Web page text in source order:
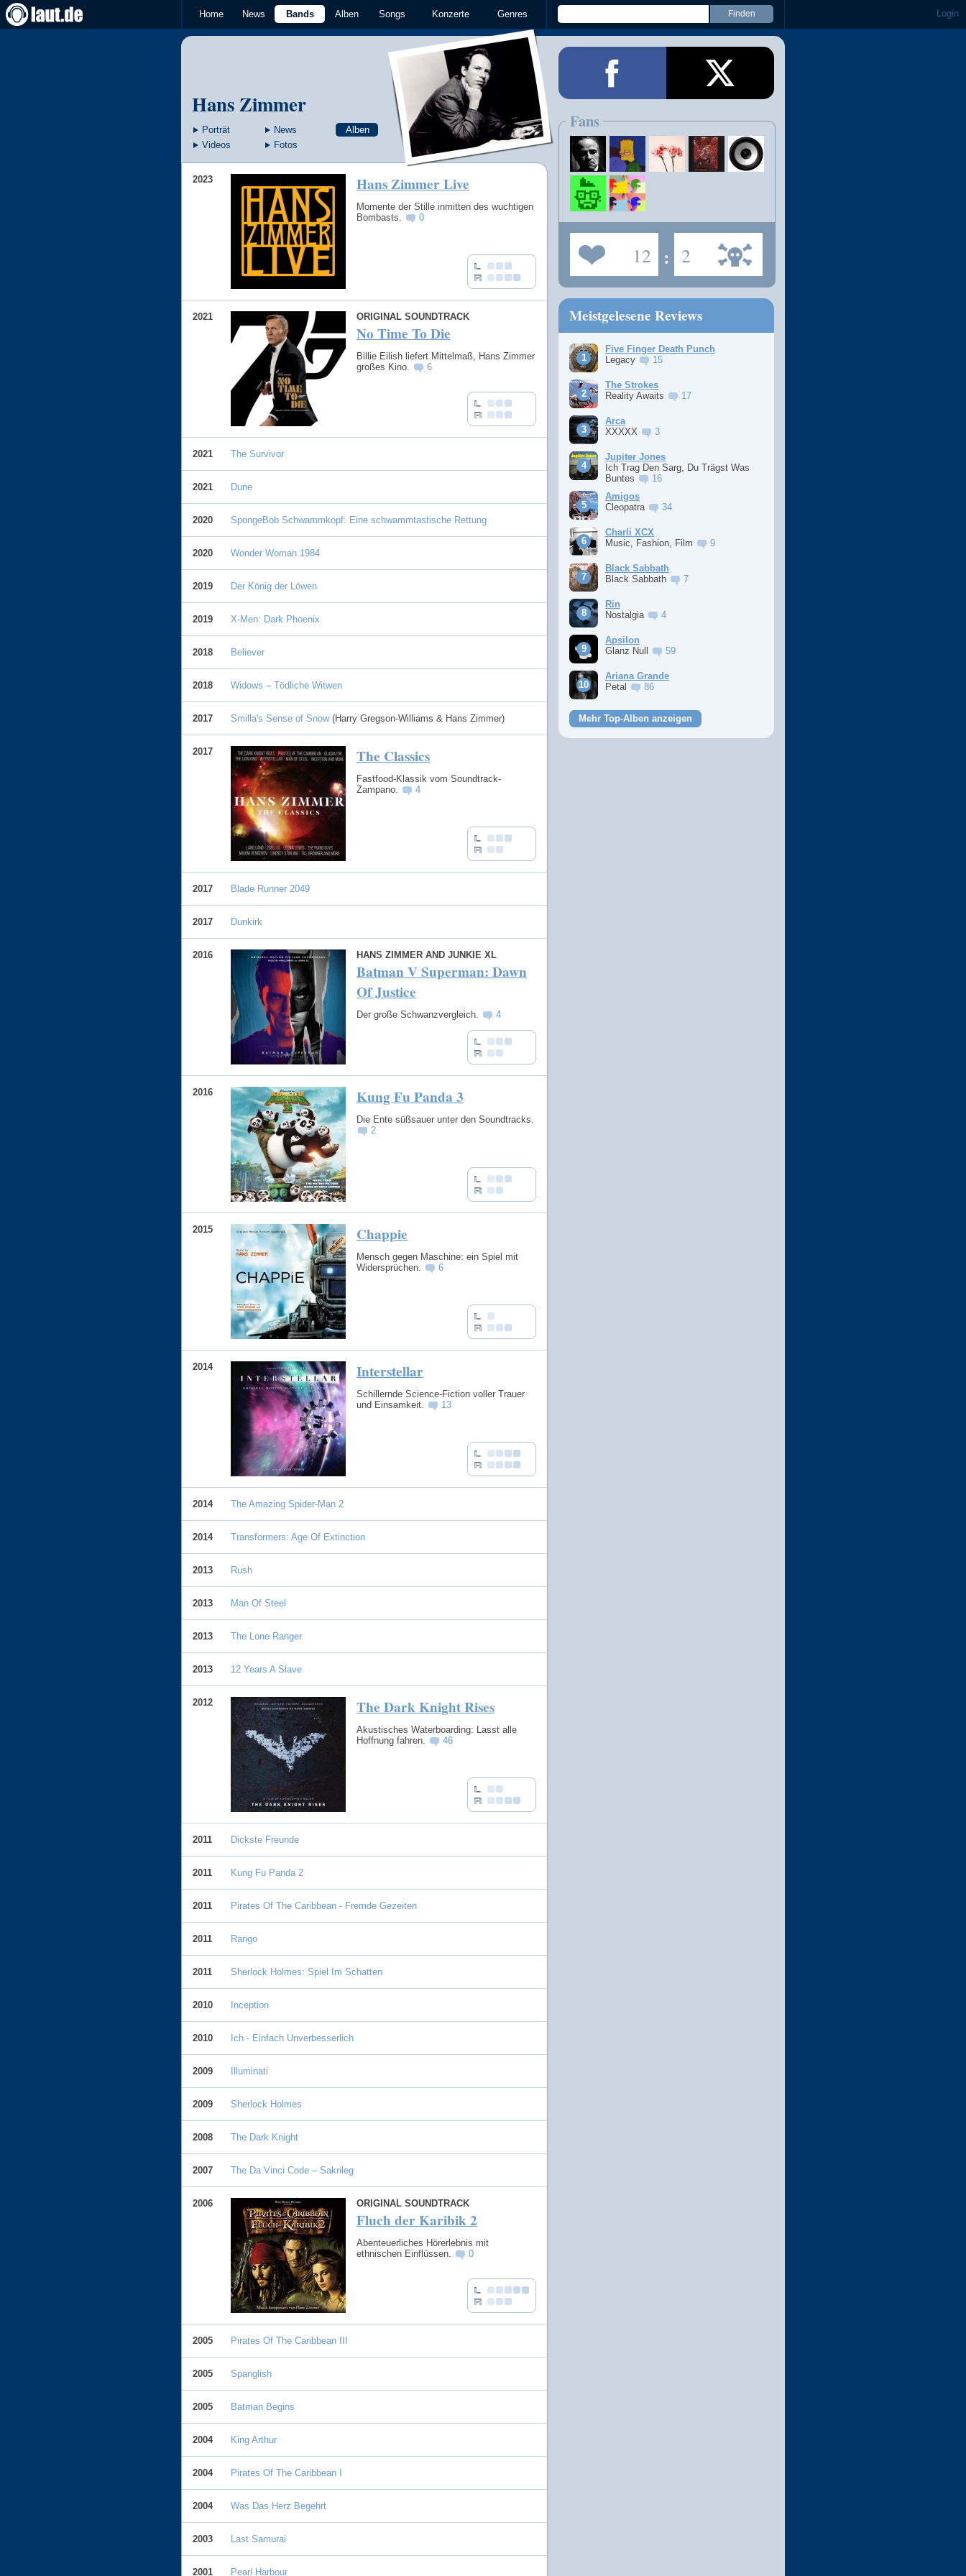
Home News Bands Alben Songs Konzerte Genres Login
Hans Zimmer
Porträt News
Alben
Videos
Fotos
2023 Hans Zimmer Live
Momente der Stille inmitten des wuchtigen
Bombasts.
0
2021 ORIGINAL SOUNDTRACK
No Time To Die
Billie Eilish liefert Mittelmaß, Hans Zimmer
großes Kino.
6
2021 The Survivor
2021 Dune
2020 SpongeBob Schwammkopf: Eine schwammtastische Rettung
2020 Wonder Woman 1984
2019 Der König der Löwen
2019 X-Men: Dark Phoenix
2018 Believer
2018 Widows – Tödliche Witwen
2017 Smilla's Sense of Snow (Harry Gregson-Williams & Hans Zimmer)
2017 The Classics
Fastfood-Klassik vom Soundtrack-
Zampano.
4
2017 Blade Runner 2049
2017 Dunkirk
2016 HANS ZIMMER AND JUNKIE XL
Batman V Superman: Dawn
Of Justice
Der große Schwanzvergleich. 4
2016 Kung Fu Panda 3
Die Ente süßsauer unter den Soundtracks.
2
2015 Chappie
Mensch gegen Maschine: ein Spiel mit
Widersprüchen.
6
2014 Interstellar
Schillernde Science-Fiction voller Trauer
und Einsamkeit.
13
2014 The Amazing Spider-Man 2
2014 Transformers: Age Of Extinction
2013 Rush
2013 Man Of Steel
2013 The Lone Ranger
2013 12 Years A Slave
2012 The Dark Knight Rises
Akustisches Waterboarding: Lasst alle
Hoffnung fahren.
46
2011 Dickste Freunde
2011 Kung Fu Panda 2
2011 Pirates Of The Caribbean - Fremde Gezeiten
2011 Rango
2011 Sherlock Holmes: Spiel Im Schatten
2010 Inception
2010 Ich - Einfach Unverbesserlich
2009 Illuminati
2009 Sherlock Holmes
2008 The Dark Knight
2007 The Da Vinci Code – Sakrileg
2006 ORIGINAL SOUNDTRACK
Fluch der Karibik 2
Abenteuerliches Hörerlebnis mit
ethnischen Einflüssen.
0
2005 Pirates Of The Caribbean III
2005 Spanglish
2005 Batman Begins
2004 King Arthur
2004 Pirates Of The Caribbean I
2004 Was Das Herz Begehrt
2003 Last Samurai
2001 Pearl Harbour
Fans
12 : 2
Meistgelesene Reviews
Five Finger Death Punch
Legacy
15
The Strokes
Reality Awaits
17
Arca
XXXXX
3
Jupiter Jones
Ich Trag Den Sarg, Du Trägst Was
Buntes
16
Amigos
Cleopatra
34
Charli XCX
Music, Fashion, Film
9
Black Sabbath
Black Sabbath
7
Rin
Nostalgia
4
Apsilon
Glanz Null
59
Ariana Grande
Petal
86
Mehr Top-Alben anzeigen